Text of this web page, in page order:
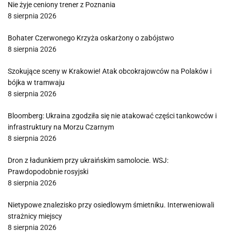
Nie żyje ceniony trener z Poznania
8 sierpnia 2026
Bohater Czerwonego Krzyża oskarżony o zabójstwo
8 sierpnia 2026
Szokujące sceny w Krakowie! Atak obcokrajowców na Polaków i
bójka w tramwaju
8 sierpnia 2026
Bloomberg: Ukraina zgodziła się nie atakować części tankowców i
infrastruktury na Morzu Czarnym
8 sierpnia 2026
Dron z ładunkiem przy ukraińskim samolocie. WSJ:
Prawdopodobnie rosyjski
8 sierpnia 2026
Nietypowe znalezisko przy osiedlowym śmietniku. Interweniowali
strażnicy miejscy
8 sierpnia 2026